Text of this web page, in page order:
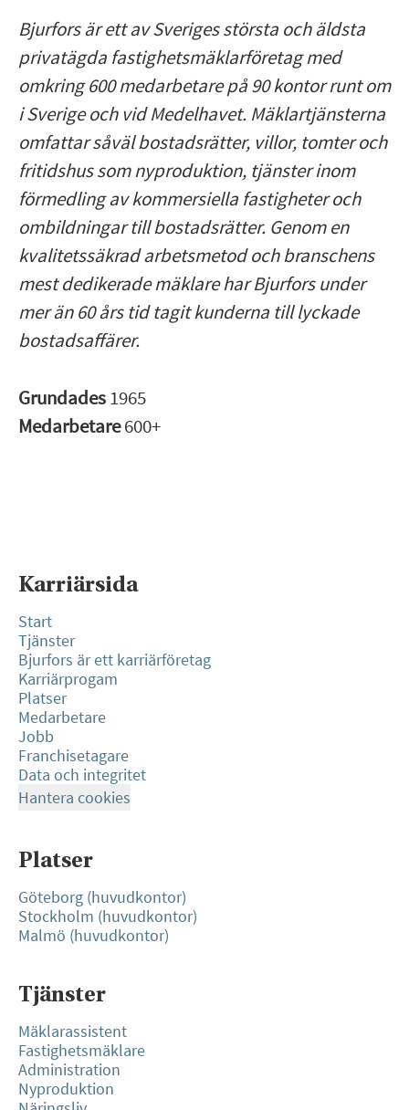
Bjurfors är ett av Sveriges största och äldsta
privatägda fastighetsmäklarföretag med
omkring 600 medarbetare på 90 kontor runt om
i Sverige och vid Medelhavet. Mäklartjänsterna
omfattar såväl bostadsrätter, villor, tomter och
fritidshus som nyproduktion, tjänster inom
förmedling av kommersiella fastigheter och
ombildningar till bostadsrätter. Genom en
kvalitetssäkrad arbetsmetod och branschens
mest dedikerade mäklare har Bjurfors under
mer än 60 års tid tagit kunderna till lyckade
bostadsaffärer.
Grundades1965
Medarbetare600+
Karriärsida
Start
Tjänster
Bjurfors är ett karriärföretag
Karriärprogam
Platser
Medarbetare
Jobb
Franchisetagare
Data och integritet
Hantera cookies
Platser
Göteborg (huvudkontor)
Stockholm (huvudkontor)
Malmö (huvudkontor)
Tjänster
Mäklarassistent
Fastighetsmäklare
Administration
Nyproduktion